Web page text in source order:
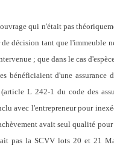
qui n'était pas
décision tant que l'immeuble
; que dans le cas
bénéficiaient d'une assurance
L 242-1 du code des
avec l'entrepreneur pour
avait seul qualité
pas la SCVV lots 20 et 21